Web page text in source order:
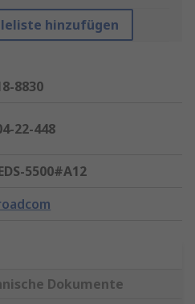
hinzufügen
8830
22-448
5500#A12
Dokumente